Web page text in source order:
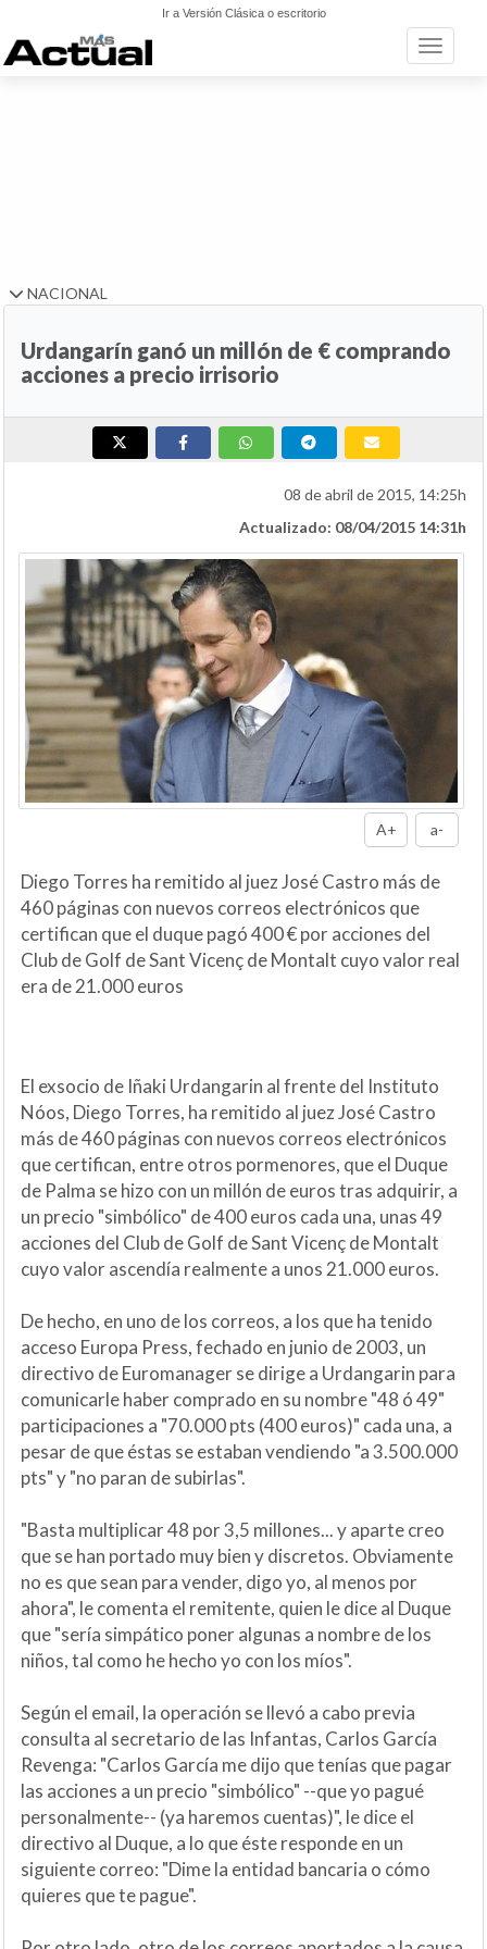
Ir a Versión Clásica o escritorio
Toggle
NACIONAL
Urdangarín ganó un millón de € comprando
acciones a precio irrisorio
08 de abril de 2015, 14:25h
Actualizado: 08/04/2015 14:31h
A+ a-
Diego Torres ha remitido al juez José Castro más de
460 páginas con nuevos correos electrónicos que
certifican que el duque pagó 400 € por acciones del
Club de Golf de Sant Vicenç de Montalt cuyo valor real
era de 21.000 euros
El exsocio de Iñaki Urdangarin al frente del Instituto
Nóos, Diego Torres, ha remitido al juez José Castro
más de 460 páginas con nuevos correos electrónicos
que certifican, entre otros pormenores, que el Duque
de Palma se hizo con un millón de euros tras adquirir, a
un precio "simbólico" de 400 euros cada una, unas 49
acciones del Club de Golf de Sant Vicenç de Montalt
cuyo valor ascendía realmente a unos 21.000 euros.
De hecho, en uno de los correos, a los que ha tenido
acceso Europa Press, fechado en junio de 2003, un
directivo de Euromanager se dirige a Urdangarin para
comunicarle haber comprado en su nombre "48 ó 49"
participaciones a "70.000 pts (400 euros)" cada una, a
pesar de que éstas se estaban vendiendo "a 3.500.000
pts" y "no paran de subirlas".
"Basta multiplicar 48 por 3,5 millones... y aparte creo
que se han portado muy bien y discretos. Obviamente
no es que sean para vender, digo yo, al menos por
ahora", le comenta el remitente, quien le dice al Duque
que "sería simpático poner algunas a nombre de los
niños, tal como he hecho yo con los míos".
Según el email, la operación se llevó a cabo previa
consulta al secretario de las Infantas, Carlos García
Revenga: "Carlos García me dijo que tenías que pagar
las acciones a un precio "simbólico" --que yo pagué
personalmente-- (ya haremos cuentas)", le dice el
directivo al Duque, a lo que éste responde en un
siguiente correo: "Dime la entidad bancaria o cómo
quieres que te pague".